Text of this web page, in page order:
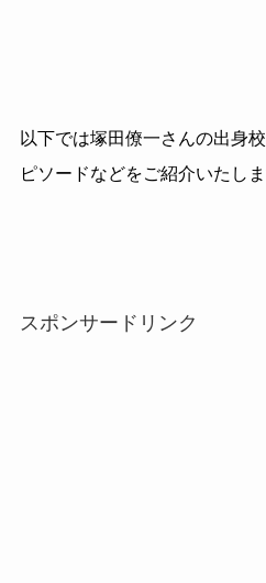
以下では塚田僚一さんの出身
ピソードなどをご紹介いたし
スポンサードリンク